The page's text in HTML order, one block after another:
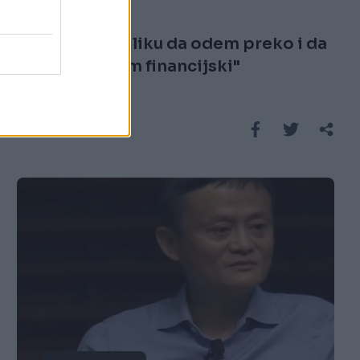
"Imao sam priliku da odem preko i da
se obezbjedim financijski"